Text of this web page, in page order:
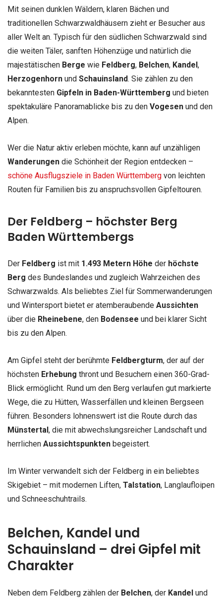
Mit seinen dunklen Wäldern, klaren Bächen und
traditionellen Schwarzwaldhäusern zieht er Besucher aus
aller Welt an. Typisch für den südlichen Schwarzwald sind
die weiten Täler, sanften Höhenzüge und natürlich die
majestätischen Berge wie Feldberg, Belchen, Kandel ,
Herzogenhorn und Schauinsland. Sie zählen zu den
bekanntesten Gipfeln in Baden-Württemberg und bieten
spektakuläre Panoramablicke bis zu den Vogesen und den
Alpen.
Wer die Natur aktiv erleben möchte, kann auf unzähligen
Wanderungen die Schönheit der Region entdecken –
schöne Ausflugsziele in Baden Württemberg von leichten
Routen für Familien bis zu anspruchsvollen Gipfeltouren.
Der Feldberg – höchster Berg
Baden Württembergs
Der Feldberg ist mit 1.493 Metern Höhe der höchste
Berg des Bundeslandes und zugleich Wahrzeichen des
Schwarzwalds. Als beliebtes Ziel für Sommerwanderungen
und Wintersport bietet er atemberaubende Aussichten
über die Rheinebene, den Bodensee und bei klarer Sicht
bis zu den Alpen.
Am Gipfel steht der berühmte Feldbergturm, der auf der
höchsten Erhebung thront und Besuchern einen 360-Grad-
Blick ermöglicht. Rund um den Berg verlaufen gut markierte
Wege, die zu Hütten, Wasserfällen und kleinen Bergseen
führen. Besonders lohnenswert ist die Route durch das
Münstertal, die mit abwechslungsreicher Landschaft und
herrlichen Aussichtspunkten begeistert.
Im Winter verwandelt sich der Feldberg in ein beliebtes
Skigebiet – mit modernen Liften, Talstation, Langlaufloipen
und Schneeschuhtrails.
Belchen, Kandel und
Schauinsland – drei Gipfel mit
Charakter
Neben dem Feldberg zählen der Belchen, der Kandel und